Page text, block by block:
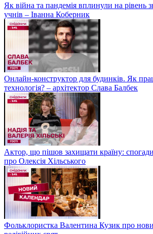
Як війна та пандемія вплинули на рівень
учнів – Іванна Коберник
Онлайн-конструктор для будинків. Як
технологія? – архітектор Слава Балбек
Актор, що пішов захищати країну:
про Олексія Хільського
Фольклористка Валентина Кузик про